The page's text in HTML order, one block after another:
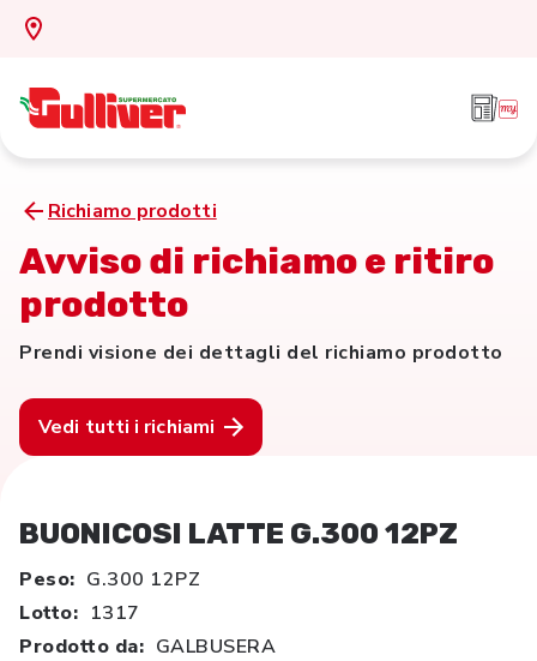
Richiamo prodotti
Avviso di richiamo e ritiro
prodotto
Prendi visione dei dettagli del richiamo prodotto
Vedi tutti i richiami
BUONICOSI LATTE G.300 12PZ
Peso: G.300 12PZ
Lotto: 1317
Prodotto da: GALBUSERA